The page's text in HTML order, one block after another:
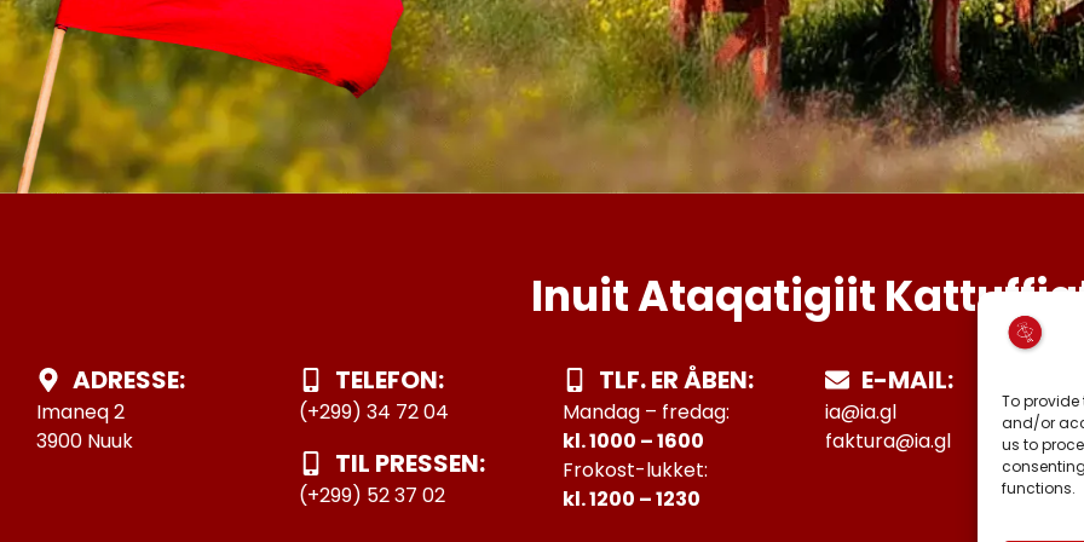
To provide
and/or
us to
functions.
Inuit Ataqatigiit
ADRESSE:
Imaneq 2
3900 Nuuk
TELEFON:
(+299) 34 72 04
TIL PRESSEN:
(+299) 52 37 02
TLF. ER ÅBEN:
Mandag – fredag:
kl. 1000 – 1600
Frokost-lukket:
kl. 1200 – 1230
E-MAIL:
ia@ia.gl
faktura@ia.gl